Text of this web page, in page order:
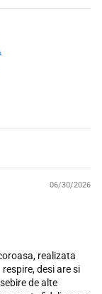
06/30/2026
realizata
desi are si
de alte